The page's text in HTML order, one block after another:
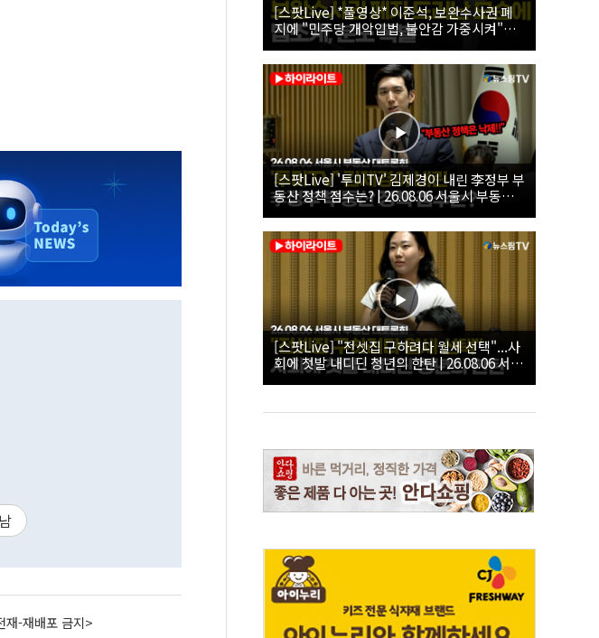
-재배포 금지>
[스팟Live] *풀영상* 이준석, 보완수사권 폐
지에 "민주당 개악입법, 불안감 가중시켜"｜
26.08.06 개혁신당 보완수사권 폐지 토론회
[스팟Live] '투미TV' 김제경이 내린 李정부 부
동산 정책 점수는? | 26.08.06 서울시 부동산
대토론회
[스팟Live] "전셋집 구하려다 월세 선택"...사
회에 첫발 내디딘 청년의 한탄 | 26.08.06 서울
시 부동산 대토론회